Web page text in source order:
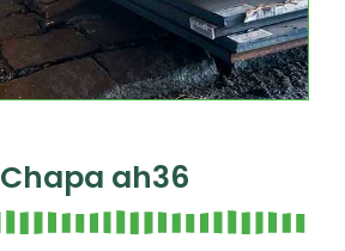
Chapa ah36